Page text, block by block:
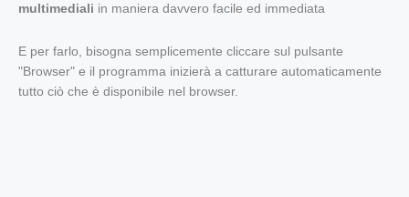
multimediali in maniera davvero facile ed immediata
E per farlo, bisogna semplicemente cliccare sul pulsante
"Browser" e il programma inizierà a catturare automaticamente
tutto ciò che è disponibile nel browser.